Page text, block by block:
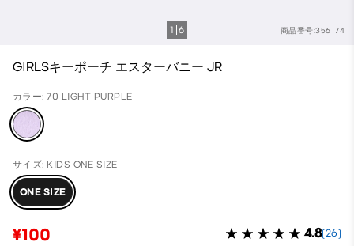
商品番号:356174
1 6
GIRLSキーポーチ エスターバニー JR
カラー: 70 LIGHT PURPLE
サイズ: KIDS ONE SIZE
ONE SIZE
¥100 4.8(26)